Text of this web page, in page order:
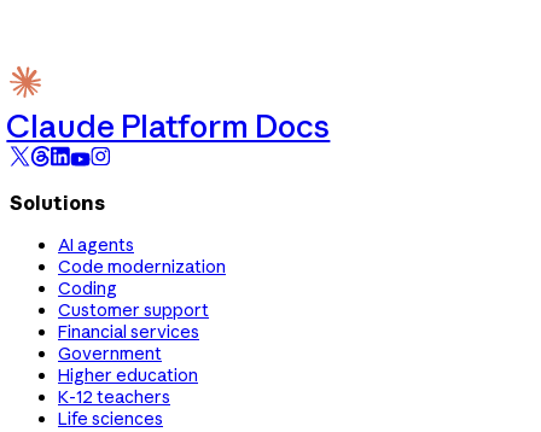
Claude Platform Docs
Solutions
AI agents
Code modernization
Coding
Customer support
Financial services
Government
Higher education
K-12 teachers
Life sciences